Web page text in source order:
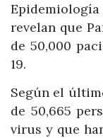
revelan que
de 50,000
19.
Según el
de 50,665
virus y que